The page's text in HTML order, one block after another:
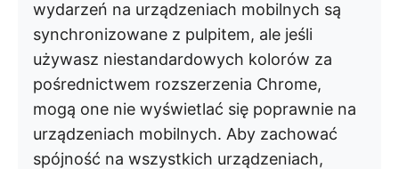
wydarzeń na urządzeniach mobilnych są
synchronizowane z pulpitem, ale jeśli
używasz niestandardowych kolorów za
pośrednictwem rozszerzenia Chrome,
mogą one nie wyświetlać się poprawnie na
urządzeniach mobilnych. Aby zachować
spójność na wszystkich urządzeniach,